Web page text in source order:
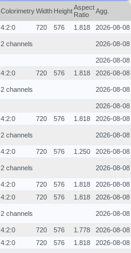
ColorimetryWidth HeightAspect
Ratio
Agg.
4:2:0 720 576 1.818 2026-08-08
2 channels 2026-08-08
2026-08-08
4:2:0 720 576 1.818 2026-08-08
2 channels 2026-08-08
2026-08-08
4:2:0 720 576 1.818 2026-08-08
2 channels 2026-08-08
4:2:0 720 576 1.250 2026-08-08
2 channels 2026-08-08
4:2:0 720 576 1.818
2026-08-08
4:2:0 720 576 1.818 2026-08-08
2 channels 2026-08-08
4:2:0 720 576 1.778
2026-08-08
4:2:0 720 576 1.818
2026-08-08